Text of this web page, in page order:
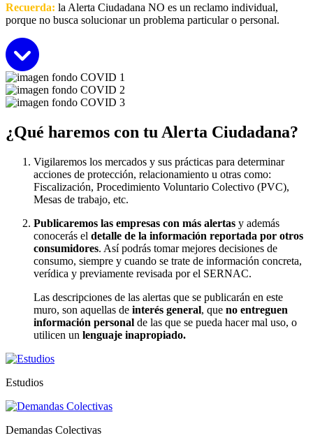
Recuerda: la Alerta Ciudadana NO es un reclamo individual,
porque no busca solucionar un problema particular o personal.
Seguir
¿Qué haremos con tu Alerta Ciudadana?
Vigilaremos los mercados y sus prácticas para determinar
acciones de protección, relacionamiento u otras como:
Fiscalización, Procedimiento Voluntario Colectivo (PVC),
Mesas de trabajo, etc.
Publicaremos las empresas con más alertas y además
conocerás el detalle de la información reportada por otros
consumidores. Así podrás tomar mejores decisiones de
consumo, siempre y cuando se trate de información concreta,
verídica y previamente revisada por el SERNAC.
Las descripciones de las alertas que se publicarán en este
muro, son aquellas de interés general, que no entreguen
información personal de las que se pueda hacer mal uso, o
utilicen un lenguaje inapropiado.
Estudios
Demandas Colectivas